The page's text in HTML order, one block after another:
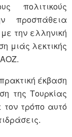
πολιτικούς
προσπάθεια
την ελληνική
μιάς λεκτικής
έκβαση
της Τουρκίας
τρόπο αυτό